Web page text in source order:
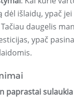
dėl išlaidų, ypač
daugelis
ypač
paprastai